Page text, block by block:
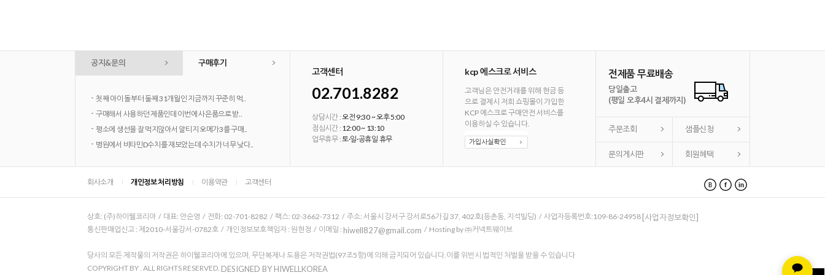
공지&문의 구매후기
- 첫째 아이 돌부터 둘째 31개월인 지금까지 꾸준히 먹..
- 구매해서 사용하던 제품인데 이번에 사은품으로 받..
- 평소에 생선을 잘 먹지않아서 알티지 오메가3를 구매..
- 병원에서 비타민D수치를 재보았는데 수치가 너무 낮다..
고객센터
02.701.8282
상담시간 :오전 9:30 ~ 오후 5:00
점심시간 : 12:00 ~ 13:10
업무휴무 :토·일·공휴일 휴무
kcp 에스크로 서비스
고객님은 안전거래를 위해 현금 등
으로 결제시 저희 쇼핑몰이 가입한
KCP 에스크로 구매안전 서비스를
이용하실 수 있습니다.
전제품 무료배송
당일출고
(평일 오후4시 결제까지)
주문조회 샘플신청
문의게시판 회원혜택
회사소개 개인정보 처리방침 이용약관 고객센터
상호: (주)하이웰코리아 / 대표: 안순영 / 전화: 02-701-8282 / 팩스: 02-3662-7312 / 주소: 서울시 강서구 강서로56가길 37, 402호(등촌동, 지석빌딩) / 사업자등록번호:109-86-24958 [사업자정보확인]
통신판매업신고 : 제2010-서울강서-0782호 / 개인정보보호책임자 : 원현정 / 이메일 : hiwell827@gmail.com / Hosting by ㈜커넥트웨이브
당사의 모든 제작물의 저작권은 하이웰코리아에 있으며, 무단복제나 도용은 저작권법(97조5항)에 의해 금지되어 있습니다.이를 위반시 법적인 처벌을 받을 수 있습니다
COPYRIGHT BY. ALL RIGHTS RESERVED. DESIGNED BY HIWELLKOREA